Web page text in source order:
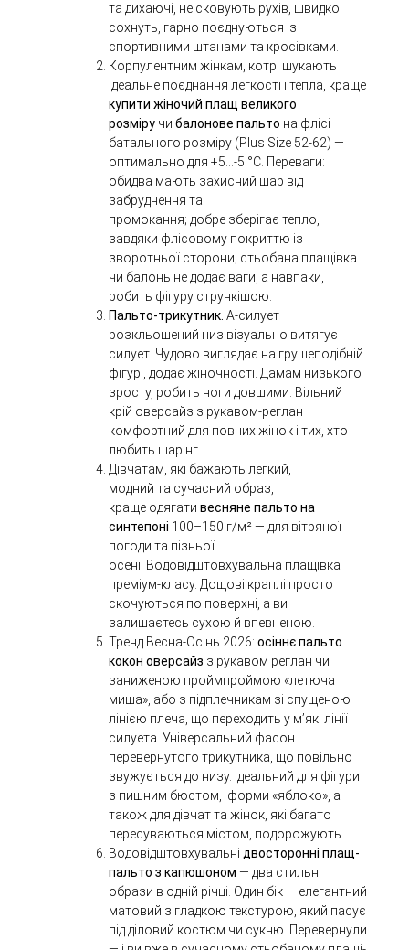
та дихаючі, не сковують рухів, швидко
сохнуть, гарно поєднуються із
спортивними штанами та кросівками.
Корпулентним жінкам, котрі шукають
ідеальне поєднання легкості і тепла, краще
купити жіночий плащ великого
розміру чи балонове пальто на флісі
батального розміру (Plus Size 52-62) —
оптимально для +5…-5 °C. Переваги:
обидва мають захисний шар від
забруднення та
промокання; добре зберігає тепло,
завдяки флісовому покриттю із
зворотньої сторони; стьобана плащівка
чи балонь не додає ваги, а навпаки,
робить фігуру стрункішою.
Пальто-трикутник. А-силует —
розкльошений низ візуально витягує
силует. Чудово виглядає на грушеподібній
фігурі, додає жіночності. Дамам низького
зросту, робить ноги довшими. Вільний
крій оверсайз з рукавом-реглан
комфортний для повних жінок і тих, хто
любить шарінг.
Дівчатам, які бажають легкий,
модний та сучасний образ,
краще одягати весняне пальто на
синтепоні 100–150 г/м² — для вітряної
погоди та пізньої
осені. Водовідштовхувальна плащівка
преміум-класу. Дощові краплі просто
скочуються по поверхні, а ви
залишаєтесь сухою й впевненою.
Тренд Весна-Осінь 2026: осіннєпальто
кокон оверсайз з рукавом реглан чи
заниженою проймпроймою «летюча
миша», або з підплечникам зі спущеною
лінією плеча, що переходить у м’які лінії
силуета. Універсальний фасон
перевернутого трикутника, що повільно
звужується до низу. Ідеальний для фігури
з пишним бюстом, форми «яблоко», а
також для дівчат та жінок, які багато
пересуваються містом, подорожують.
Водовідштовхувальні двосторонні плащ-
пальто з капюшоном — два стильні
образи в одній річці. Один бік — елегантний
матовий з гладкою текстурою, який пасує
під діловий костюм чи сукню. Перевернули